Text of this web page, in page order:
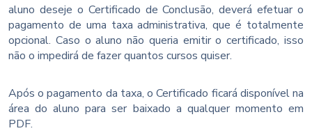
aluno deseje o Certificado de Conclusão, deverá efetuar o
pagamento de uma taxa administrativa, que é totalmente
opcional. Caso o aluno não queria emitir o certificado, isso
não o impedirá de fazer quantos cursos quiser.
Após o pagamento da taxa, o Certificado ficará disponível na
área do aluno para ser baixado a qualquer momento em
PDF.